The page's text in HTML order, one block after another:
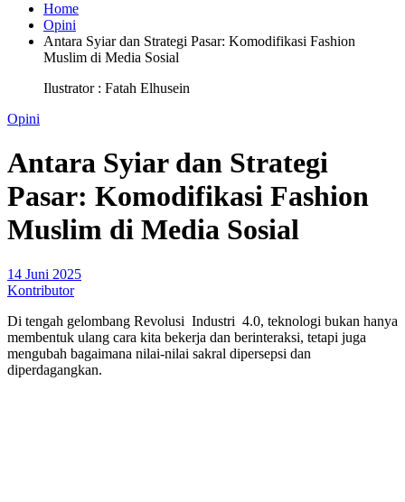
Home
Opini
Antara Syiar dan Strategi Pasar: Komodifikasi Fashion
Muslim di Media Sosial
Ilustrator : Fatah Elhusein
Opini
Antara Syiar dan Strategi
Pasar: Komodifikasi Fashion
Muslim di Media Sosial
14 Juni 2025
Kontributor
Di tengah gelombang Revolusi Industri 4.0, teknologi bukan hanya
membentuk ulang cara kita bekerja dan berinteraksi, tetapi juga
mengubah bagaimana nilai-nilai sakral dipersepsi dan
diperdagangkan.